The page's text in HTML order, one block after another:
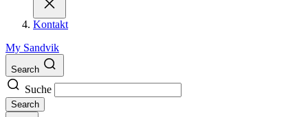
Kontakt
My Sandvik
Search
Suche
Search